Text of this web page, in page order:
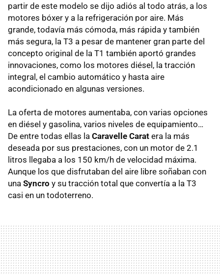
partir de este modelo se dijo adiós al todo atrás, a los
motores bóxer y a la refrigeración por aire. Más
grande, todavía más cómoda, más rápida y también
más segura, la T3 a pesar de mantener gran parte del
concepto original de la T1 también aportó grandes
innovaciones, como los motores diésel, la tracción
integral, el cambio automático y hasta aire
acondicionado en algunas versiones.
La oferta de motores aumentaba, con varias opciones
en diésel y gasolina, varios niveles de equipamiento…
De entre todas ellas la Caravelle Carat era la más
deseada por sus prestaciones, con un motor de 2.1
litros llegaba a los 150 km/h de velocidad máxima.
Aunque los que disfrutaban del aire libre soñaban con
una Syncro y su tracción total que convertía a la T3
casi en un todoterreno.